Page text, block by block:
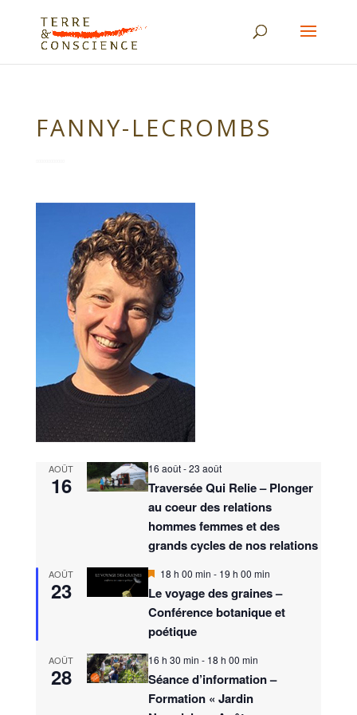
FANNY-LECROMBS
AOÛT
16
16 août-23 août
Traversée Qui Relie – Plonger
au coeur des relations
hommes femmes et des
grands cycles de nos relations
AOÛT
23
M
s
e
a
a
n
t
18 h 00 min - 19 h 00 min
Le voyage des graines –
Conférence botanique et
poétique
AOÛT
28
16 h 30 min - 18 h 00 min
Séance d’information –
Formation « Jardin